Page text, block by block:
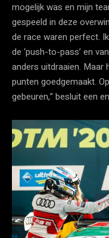
mogelijk was en mijn
gespeeld in deze
de race waren perfect.
de ‘push-to-pass’ en
anders uitdraaien. Maar
punten goedgemaakt.
gebeuren,” besluit een